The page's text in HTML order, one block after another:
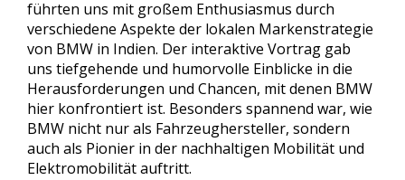
führten uns mit großem Enthusiasmus durch
verschiedene Aspekte der lokalen Markenstrategie
von BMW in Indien. Der interaktive Vortrag gab
uns tiefgehende und humorvolle Einblicke in die
Herausforderungen und Chancen, mit denen BMW
hier konfrontiert ist. Besonders spannend war, wie
BMW nicht nur als Fahrzeughersteller, sondern
auch als Pionier in der nachhaltigen Mobilität und
Elektromobilität auftritt.